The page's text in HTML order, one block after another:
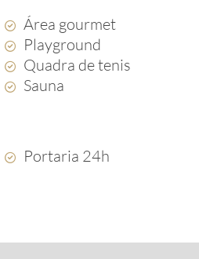
Área gourmet
Playground
Quadra de tenis
Sauna
Portaria 24h